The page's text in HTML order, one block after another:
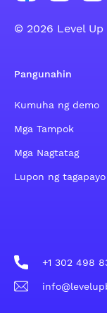
© 2026 Level Up
Pangunahin
Kumuha ng demo
Mga Tampok
Mga Nagtatag
Lupon ng tagapayo
+1 302 498